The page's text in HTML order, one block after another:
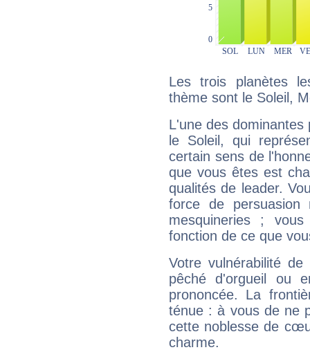
Les trois planètes
thème sont le Soleil,
L'une des
le Soleil, qui
certain sens de
que vous êtes est
qualités de leader.
force de
mesquineries ;
fonction de ce que
Votre vulnérabilité
pêché d'orgueil ou
prononcée. La
ténue : à vous de ne
cette noblesse de
charme.